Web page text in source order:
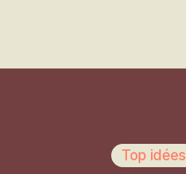
Top idées